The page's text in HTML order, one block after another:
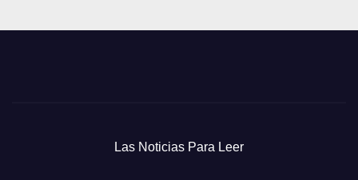
Las Noticias Para Leer